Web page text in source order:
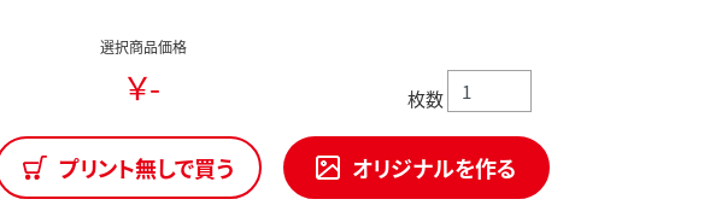
選択商品価格
￥- 枚数
プリント無しで買う オリジナルを作る